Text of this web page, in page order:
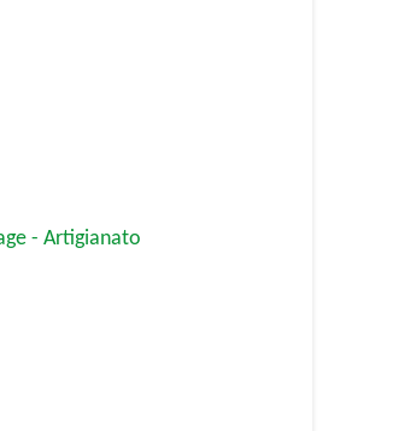
- Artigianato